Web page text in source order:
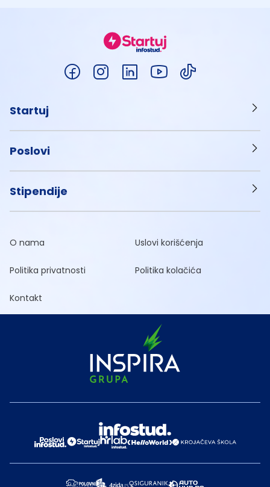
Startuj
Poslovi
Stipendije
O nama Uslovi korišćenja
Politika privatnosti Politika kolačića
Kontakt